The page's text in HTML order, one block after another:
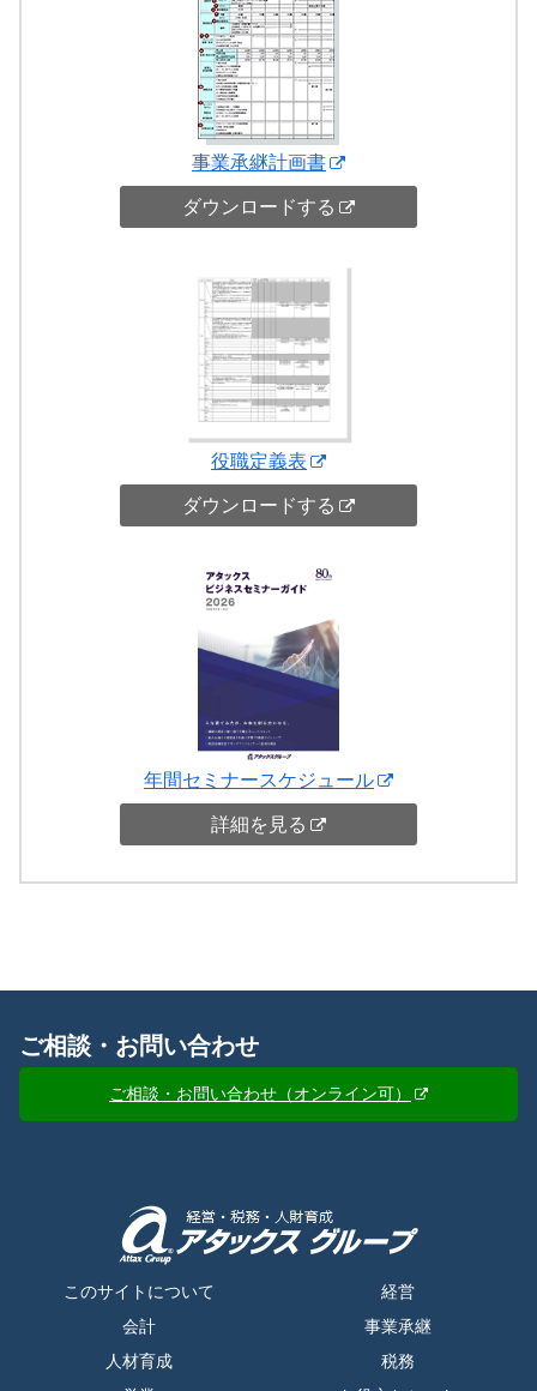
事業承継計画書
ダウンロードする
役職定義表
ダウンロードする
年間セミナースケジュール
詳細を見る
ご相談・お問い合わせ
ご相談・お問い合わせ（オンライン可）
このサイトについて
経営
会計
事業承継
人材育成
税務